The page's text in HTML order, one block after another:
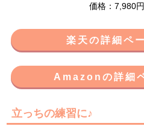
価格：7,980円
楽天の詳細ペ
Amazonの詳細
立っちの練習に♪